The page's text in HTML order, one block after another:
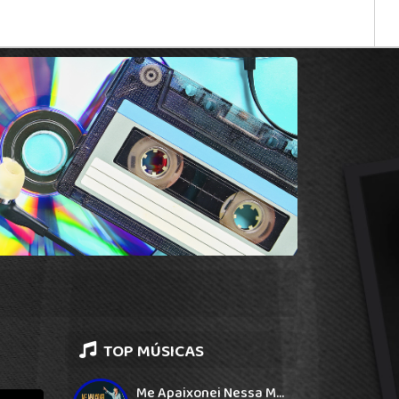
TOP MÚSICAS
Me Apaixonei Nessa Morena